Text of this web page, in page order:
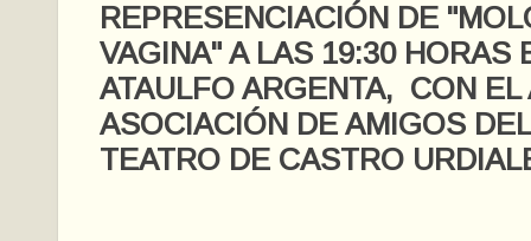
REPRESENCIACIÓN DE
VAGINA" A LAS 19:30 HORAS
ATAULFO ARGENTA, CON EL
ASOCIACIÓN DE AMIGOS
TEATRO DE CASTRO